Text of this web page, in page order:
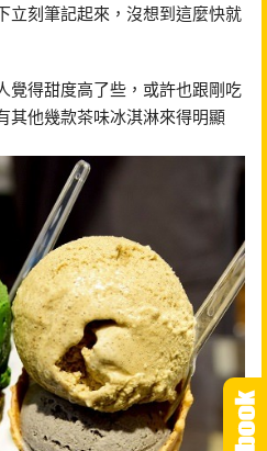
立刻筆記起來，沒想到這麼快就
覺得甜度高了些，或許也跟剛吃
其他幾款茶味冰淇淋來得明顯